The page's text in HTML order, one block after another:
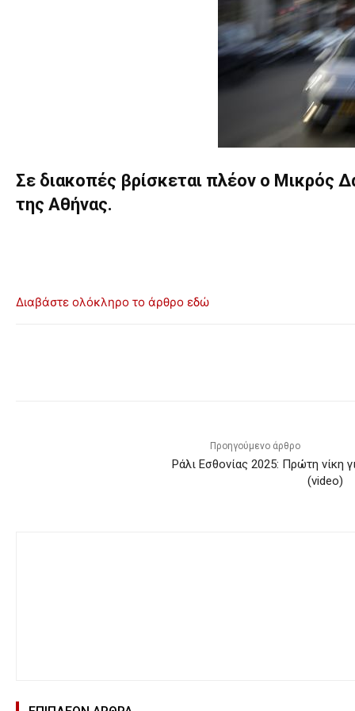
Σε διακοπές βρίσκεται πλέον ο Μικρός
της Αθήνας.
Διαβάστε ολόκληρο το άρθρο εδώ
Προηγούμενο άρθρο
Ράλι Εσθονίας 2025: Πρώτη νίκη
(video)